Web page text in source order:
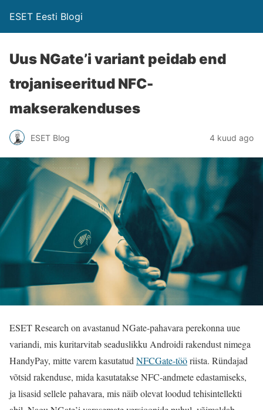
ESET Eesti Blogi
Uus NGate’i variant peidab end
trojaniseeritud NFC-
makserakenduses
ESET Blog 4 kuud ago
ESET Research on avastanud NGate-pahavara perekonna uue
variandi, mis kuritarvitab seaduslikku Androidi rakendust nimega
HandyPay, mitte varem kasutatud NFCGate-tööriista. Ründajad
võtsid rakenduse, mida kasutatakse NFC-andmete edastamiseks,
ja lisasid sellele pahavara, mis näib olevat loodud tehisintellekti